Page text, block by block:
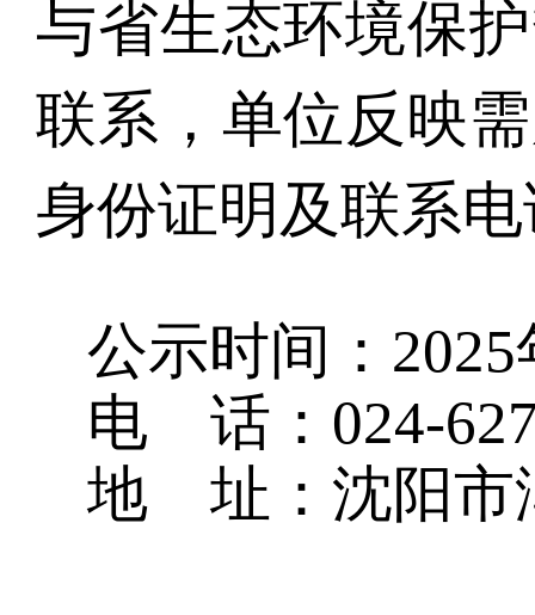
与省生态环境保
联系，单位反映
身份证明及联系
公示时间： 2025
电
话： 024-
地
址：沈阳市